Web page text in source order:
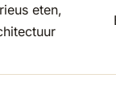
eten,